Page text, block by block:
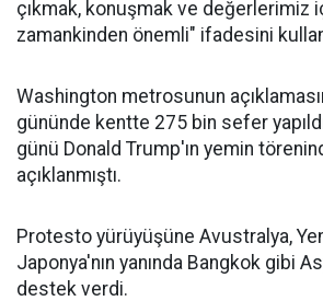
çıkmak, konuşmak ve değerlerimiz
zamankinden önemli" ifadesini
Washington metrosunun
gününde kentte 275 bin sefer
günü Donald Trump'ın yemin
açıklanmıştı.
Protesto yürüyüşüne Avustralya,
Japonya'nın yanında Bangkok gibi
destek verdi.